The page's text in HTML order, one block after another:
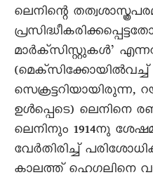
ലെനിന്റെ
മാർക്സിസ്റ്റുകൾ’
(മെക്സിക്കോയിൽവച്ച്
ഉൾപ്പെടെ) ലെനിനെ
ലെനിനും 1914നു
വേർതിരിച്ച്
കാലത്ത് ഹെഗലിനെ